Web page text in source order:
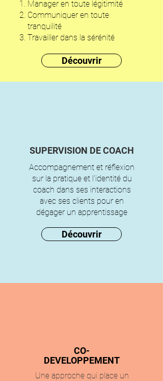
Manager en toute légitimité
Communiquer en toute
tranquilité
Travailler dans la sérénité
Découvrir
SUPERVISION DE COACH
Accompagnement et réflexion
sur la pratique et l'identité du
coach dans ses interactions
avec ses clients pour en
dégager un apprentissage
Découvrir
CO-
DEVELOPPEMENT
Une approche qui place un